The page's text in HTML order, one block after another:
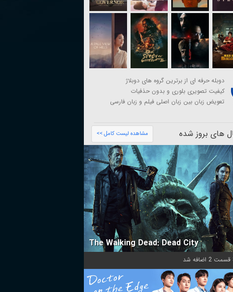
دوبله حرفه ای از برترین گروه های دوبلاژ
کیفیت تصویری بلوری و بدون حذفیات
تعویض زبان بین زبان اصلی فیلم و زبان فارسی
های بروز شده مشاهده لیست کامل >>
The Walking Dead: Dead City